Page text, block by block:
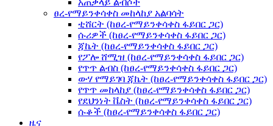
አጠቃላይ ልብሶች
ፀረ-የማይንቀሳቀስ መከላከያ አልባሳት
ቲሸርት (ከፀረ-የማይንቀሳቀስ ፋይበር ጋር)
ሱሪዎች (ከፀረ-የማይንቀሳቀስ ፋይበር ጋር)
ጃኬት (ከፀረ-የማይንቀሳቀስ ፋይበር ጋር)
የፖሎ ሸሚዝ (ከፀረ-የማይንቀሳቀስ ፋይበር ጋር)
የጥጥ ልብስ (ከፀረ-የማይንቀሳቀስ ፋይበር ጋር)
ውሃ የማይገባ ጃኬት (ከፀረ-የማይንቀሳቀስ ፋይበር ጋር)
የጥጥ መከላከያ (ከፀረ-የማይንቀሳቀስ ፋይበር ጋር)
የደህንነት ቬስት (ከፀረ-የማይንቀሳቀስ ፋይበር ጋር)
ሱቆች (ከፀረ-የማይንቀሳቀስ ፋይበር ጋር)
ዜና